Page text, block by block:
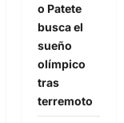
o Patete
busca el
sueño
olímpico
tras
terremoto